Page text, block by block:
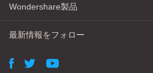
Wondershare製品
最新情報をフォロー